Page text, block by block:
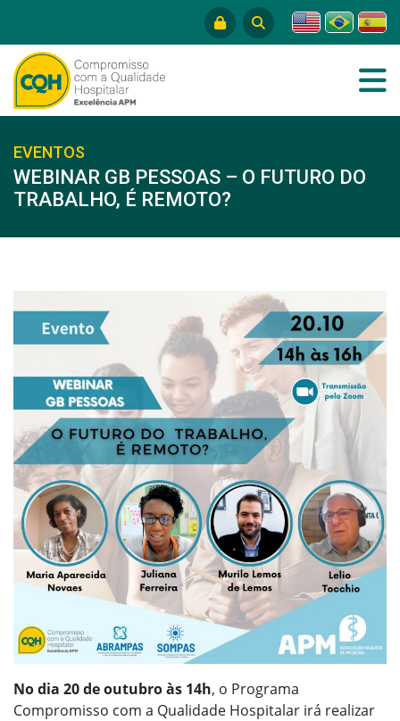
EVENTOS
WEBINAR GB PESSOAS – O FUTURO DO
TRABALHO, É REMOTO?
No dia 20 de outubro às 14h, o Programa
Compromisso com a Qualidade Hospitalar irá realizar